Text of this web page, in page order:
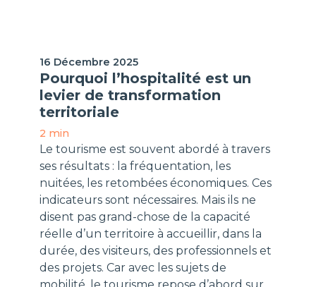
H-Expertiz
16 Décembre 2025
Pourquoi l’hospitalité est un
levier de transformation
territoriale
2 min
Le tourisme est souvent abordé à travers
ses résultats : la fréquentation, les
nuitées, les retombées économiques. Ces
indicateurs sont nécessaires. Mais ils ne
disent pas grand-chose de la capacité
réelle d’un territoire à accueillir, dans la
durée, des visiteurs, des professionnels et
des projets. Car avec les sujets de